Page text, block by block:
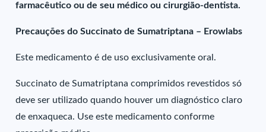
farmacêutico ou de seu médico ou cirurgião-dentista.
Precauções do Succinato de Sumatriptana – Erowlabs
Este medicamento é de uso exclusivamente oral.
Succinato de Sumatriptana comprimidos revestidos só
deve ser utilizado quando houver um diagnóstico claro
de enxaqueca. Use este medicamento conforme